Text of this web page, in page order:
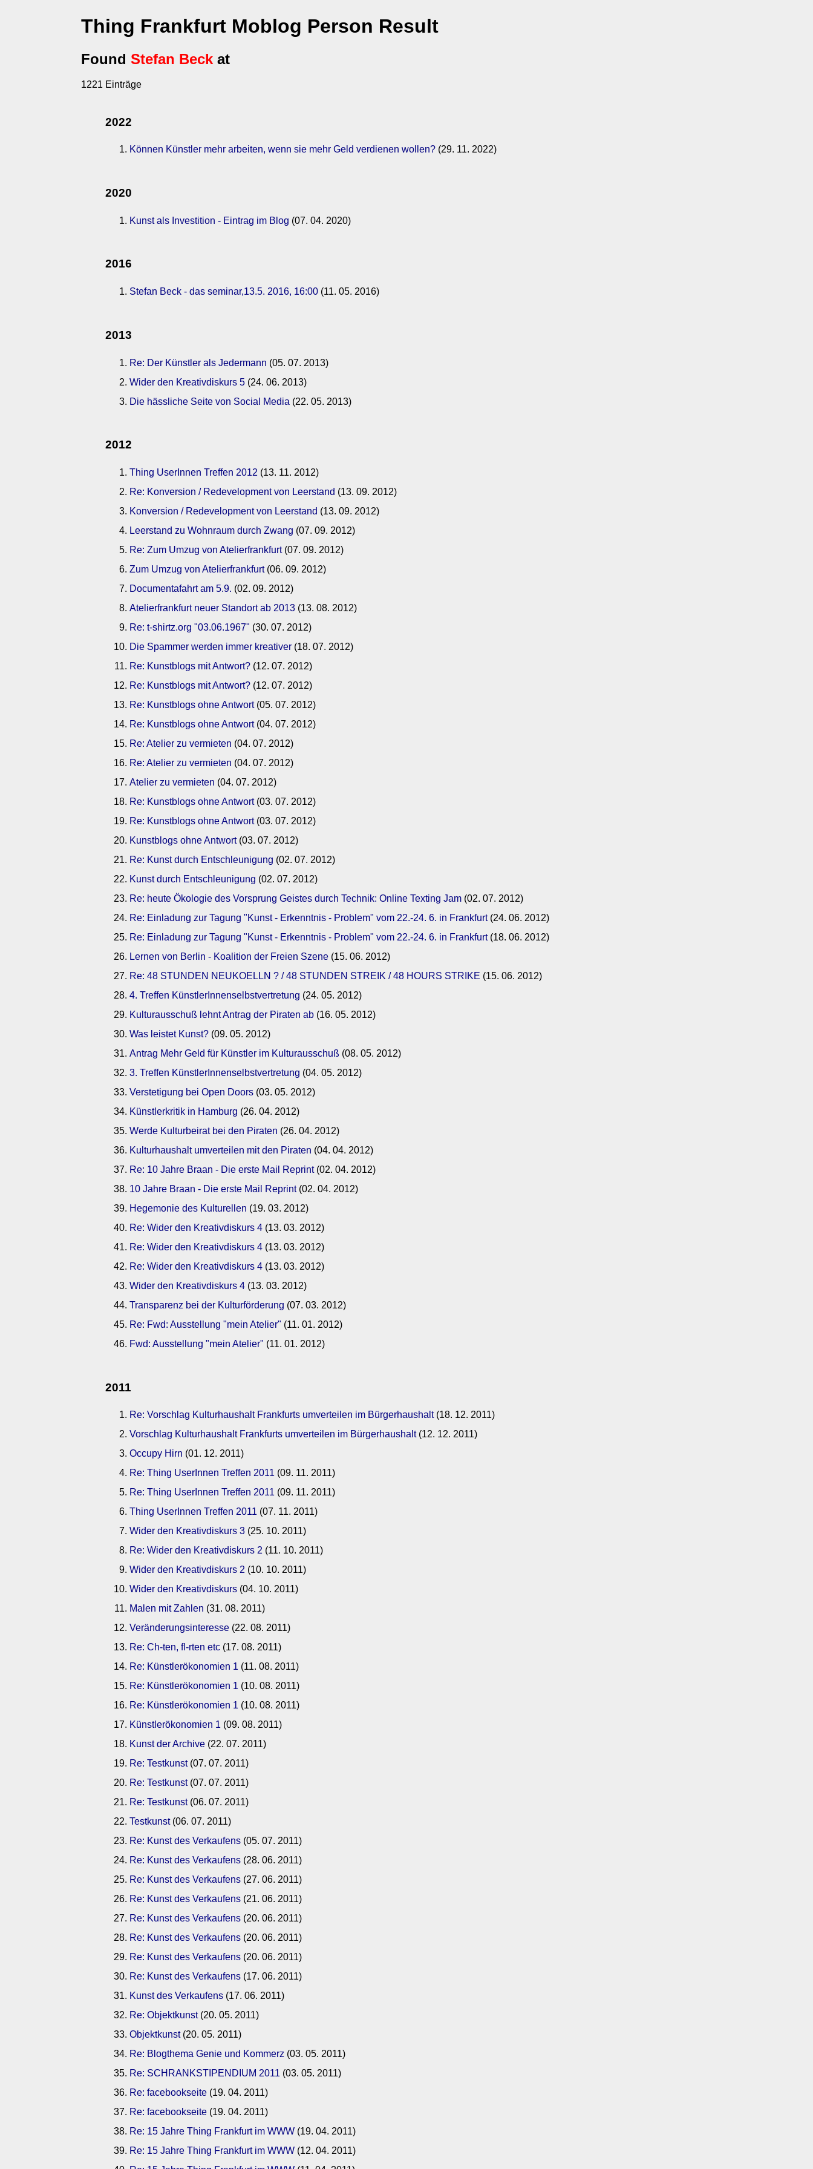
Thing Frankfurt Moblog Person Result
FoundStefan Beck at
1221 Einträge
2022
Können Künstler mehr arbeiten, wenn sie mehr Geld verdienen wollen? (29. 11. 2022)
2020
Kunst als Investition - Eintrag im Blog (07. 04. 2020)
2016
Stefan Beck - das seminar,13.5. 2016, 16:00 (11. 05. 2016)
2013
Re: Der Künstler als Jedermann (05. 07. 2013)
Wider den Kreativdiskurs 5 (24. 06. 2013)
Die hässliche Seite von Social Media (22. 05. 2013)
2012
Thing UserInnen Treffen 2012 (13. 11. 2012)
Re: Konversion / Redevelopment von Leerstand (13. 09. 2012)
Konversion / Redevelopment von Leerstand (13. 09. 2012)
Leerstand zu Wohnraum durch Zwang (07. 09. 2012)
Re: Zum Umzug von Atelierfrankfurt(07. 09. 2012)
Zum Umzug von Atelierfrankfurt(06. 09. 2012)
Documentafahrt am 5.9. (02. 09. 2012)
Atelierfrankfurt neuer Standort ab 2013 (13. 08. 2012)
Re: t-shirtz.org "03.06.1967" (30. 07. 2012)
Die Spammer werden immer kreativer (18. 07. 2012)
Re: Kunstblogs mit Antwort? (12. 07. 2012)
Re: Kunstblogs mit Antwort? (12. 07. 2012)
Re: Kunstblogs ohne Antwort(05. 07. 2012)
Re: Kunstblogs ohne Antwort(04. 07. 2012)
Re: Atelier zu vermieten (04. 07. 2012)
Re: Atelier zu vermieten (04. 07. 2012)
Atelier zu vermieten (04. 07. 2012)
Re: Kunstblogs ohne Antwort(03. 07. 2012)
Re: Kunstblogs ohne Antwort(03. 07. 2012)
Kunstblogs ohne Antwort(03. 07. 2012)
Re: Kunst durch Entschleunigung (02. 07. 2012)
Kunst durch Entschleunigung (02. 07. 2012)
Re: heute Ökologie des Vorsprung Geistes durch Technik: Online Texting Jam (02. 07. 2012)
Re: Einladung zur Tagung "Kunst - Erkenntnis - Problem" vom 22.-24. 6. in Frankfurt(24. 06. 2012)
Re: Einladung zur Tagung "Kunst - Erkenntnis - Problem" vom 22.-24. 6. in Frankfurt(18. 06. 2012)
Lernen von Berlin - Koalition der Freien Szene (15. 06. 2012)
Re: 48 STUNDEN NEUKOELLN ? / 48 STUNDEN STREIK / 48 HOURS STRIKE (15. 06. 2012)
4. Treffen KünstlerInnenselbstvertretung (24. 05. 2012)
Kulturausschuß lehnt Antrag der Piraten ab (16. 05. 2012)
Was leistet Kunst? (09. 05. 2012)
Antrag Mehr Geld für Künstler im Kulturausschuß (08. 05. 2012)
3. Treffen KünstlerInnenselbstvertretung (04. 05. 2012)
Verstetigung bei Open Doors (03. 05. 2012)
Künstlerkritik in Hamburg (26. 04. 2012)
Werde Kulturbeirat bei den Piraten (26. 04. 2012)
Kulturhaushalt umverteilen mit den Piraten (04. 04. 2012)
Re: 10 Jahre Braan - Die erste Mail Reprint(02. 04. 2012)
10 Jahre Braan - Die erste Mail Reprint(02. 04. 2012)
Hegemonie des Kulturellen (19. 03. 2012)
Re: Wider den Kreativdiskurs 4 (13. 03. 2012)
Re: Wider den Kreativdiskurs 4 (13. 03. 2012)
Re: Wider den Kreativdiskurs 4 (13. 03. 2012)
Wider den Kreativdiskurs 4 (13. 03. 2012)
Transparenz bei der Kulturförderung (07. 03. 2012)
Re: Fwd: Ausstellung "mein Atelier" (11. 01. 2012)
Fwd: Ausstellung "mein Atelier" (11. 01. 2012)
2011
Re: Vorschlag Kulturhaushalt Frankfurts umverteilen im Bürgerhaushalt(18. 12. 2011)
Vorschlag Kulturhaushalt Frankfurts umverteilen im Bürgerhaushalt(12. 12. 2011)
Occupy Hirn (01. 12. 2011)
Re: Thing UserInnen Treffen 2011 (09. 11. 2011)
Re: Thing UserInnen Treffen 2011 (09. 11. 2011)
Thing UserInnen Treffen 2011 (07. 11. 2011)
Wider den Kreativdiskurs 3 (25. 10. 2011)
Re: Wider den Kreativdiskurs 2 (11. 10. 2011)
Wider den Kreativdiskurs 2 (10. 10. 2011)
Wider den Kreativdiskurs (04. 10. 2011)
Malen mit Zahlen (31. 08. 2011)
Veränderungsinteresse (22. 08. 2011)
Re: Ch-ten, fl-rten etc (17. 08. 2011)
Re: Künstlerökonomien 1 (11. 08. 2011)
Re: Künstlerökonomien 1 (10. 08. 2011)
Re: Künstlerökonomien 1 (10. 08. 2011)
Künstlerökonomien 1 (09. 08. 2011)
Kunst der Archive (22. 07. 2011)
Re: Testkunst(07. 07. 2011)
Re: Testkunst(07. 07. 2011)
Re: Testkunst(06. 07. 2011)
Testkunst(06. 07. 2011)
Re: Kunst des Verkaufens (05. 07. 2011)
Re: Kunst des Verkaufens (28. 06. 2011)
Re: Kunst des Verkaufens (27. 06. 2011)
Re: Kunst des Verkaufens (21. 06. 2011)
Re: Kunst des Verkaufens (20. 06. 2011)
Re: Kunst des Verkaufens (20. 06. 2011)
Re: Kunst des Verkaufens (20. 06. 2011)
Re: Kunst des Verkaufens (17. 06. 2011)
Kunst des Verkaufens (17. 06. 2011)
Re: Objektkunst(20. 05. 2011)
Objektkunst(20. 05. 2011)
Re: Blogthema Genie und Kommerz (03. 05. 2011)
Re: SCHRANKSTIPENDIUM 2011 (03. 05. 2011)
Re: facebookseite (19. 04. 2011)
Re: facebookseite (19. 04. 2011)
Re: 15 Jahre Thing Frankfurt im WWW (19. 04. 2011)
Re: 15 Jahre Thing Frankfurt im WWW (12. 04. 2011)